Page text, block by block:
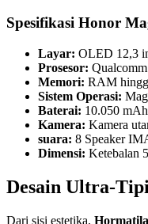
Spesifikasi Honor
Layar: OLED 12,3
Prosesor:
Memori: RAM
Sistem Operasi:
Baterai: 10.050
Kamera: Kamera
suara: 8 Speaker
Dimensi: Ketebalan
Desain Ultra-
Dari sisi estetika,